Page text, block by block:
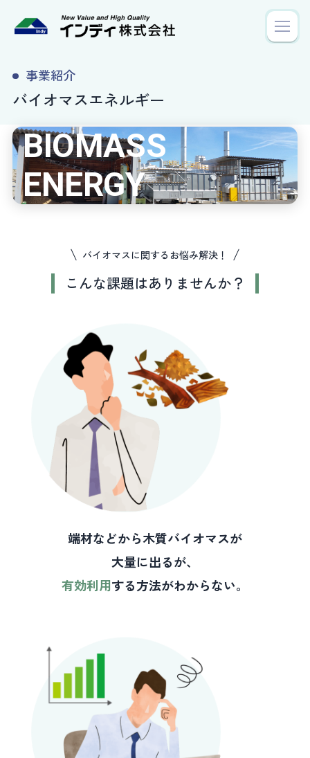
梱包サービス
NEWS
プライバシーポリシー
事業紹介
バイオマスエネルギー
BIOMASS
ENERGY
バイオマスに関するお悩み解決！
こんな課題はありませんか？
端材などから木質バイオマスが
大量に出るが、
有効利用する方法がわからない。